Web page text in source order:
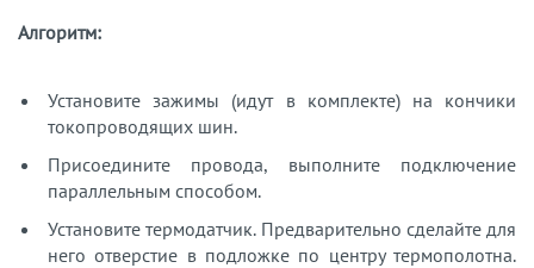
Алгоритм:
Установите зажимы (идут в комплекте) на кончики
токопроводящих шин.
Присоедините провода, выполните подключение
параллельным способом.
Установите термодатчик. Предварительно сделайте для
него отверстие в подложке по центру термополотна.